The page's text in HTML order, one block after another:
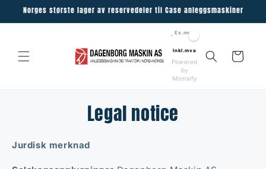
Skip to
Norges største lager av reservedeler til Case anleggsmaskiner
Ex.mva
Inkl.mva
Powered
by
Momsify
Cart
Legal notice
Jurdisk merknad